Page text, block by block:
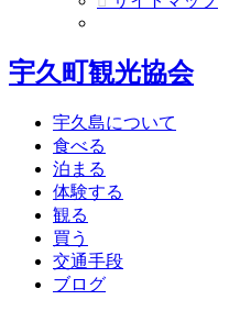
宇久町観光協会
宇久島について
食べる
泊まる
体験する
観る
買う
交通手段
ブログ